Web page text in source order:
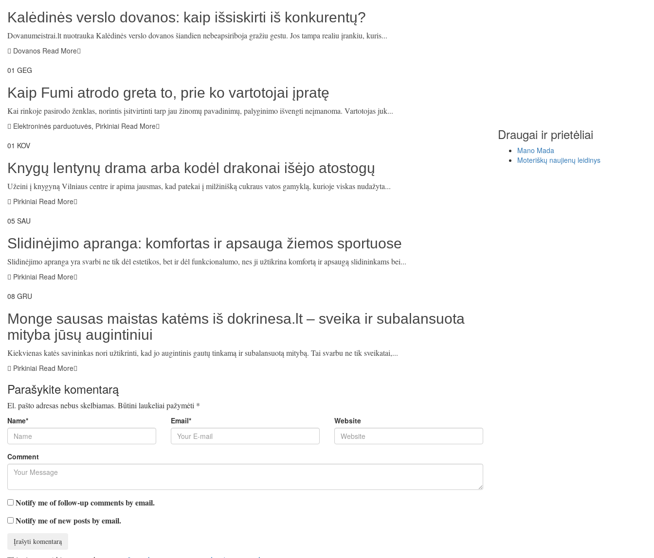
Kalėdinės verslo dovanos: kaip išsiskirti iš konkurentų?
Dovanumeistrai.lt nuotrauka Kalėdinės verslo dovanos šiandien nebeapsiriboja gražiu gestu. Jos tampa realiu įrankiu, kuris...
Dovanos Read More
01 GEG
Kaip Fumi atrodo greta to, prie ko vartotojai įpratę
Kai rinkoje pasirodo ženklas, norintis įsitvirtinti tarp jau žinomų pavadinimų, palyginimo išvengti neįmanoma. Vartotojas juk...
Elektroninės parduotuvės, Pirkiniai Read More
01 KOV
Knygų lentynų drama arba kodėl drakonai išėjo atostogų
Užeini į knygyną Vilniaus centre ir apima jausmas, kad patekai į milžinišką cukraus vatos gamyklą, kurioje viskas nudažyta...
Pirkiniai Read More
05 SAU
Slidinėjimo apranga: komfortas ir apsauga žiemos sportuose
Slidinėjimo apranga yra svarbi ne tik dėl estetikos, bet ir dėl funkcionalumo, nes ji užtikrina komfortą ir apsaugą slidininkams bei...
Pirkiniai Read More
08 GRU
Monge sausas maistas katėms iš dokrinesa.lt – sveika ir subalansuota
mityba jūsų augintiniui
Kiekvienas katės savininkas nori užtikrinti, kad jo augintinis gautų tinkamą ir subalansuotą mitybą. Tai svarbu ne tik sveikatai,...
Pirkiniai Read More
Parašykite komentarą
El. pašto adresas nebus skelbiamas. Būtini laukeliai pažymėti *
Name* Email* Website
Comment
Notify me of follow-up comments by email.
Notify me of new posts by email.
Draugai ir prietėliai
Mano Mada
Moteriškų naujienų leidinys